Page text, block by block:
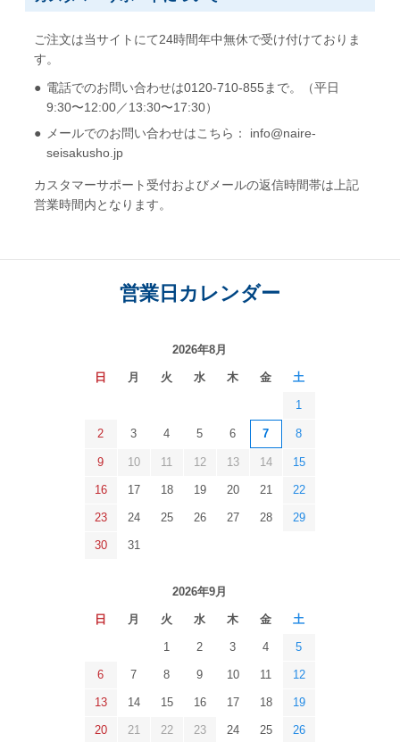
ご注文は当サイトにて24時間年中無休で受け付けておりま
す。
電話でのお問い合わせは0120-710-855まで。（平日
9:30〜12:00／13:30〜17:30）
メールでのお問い合わせはこちら： info@naire-
seisakusho.jp
カスタマーサポート受付およびメールの返信時間帯は上記
営業時間内となります。
営業日カレンダー
2026年8月
日 月 火 水 木 金 土
1
2 3 4 5 6 7 8
9 10 11 12 13 14 15
16 17 18 19 20 21 22
23 24 25 26 27 28 29
30 31
2026年9月
日 月 火 水 木 金 土
1 2 3 4 5
6 7 8 9 10 11 12
13 14 15 16 17 18 19
20 21 22 23 24 25 26